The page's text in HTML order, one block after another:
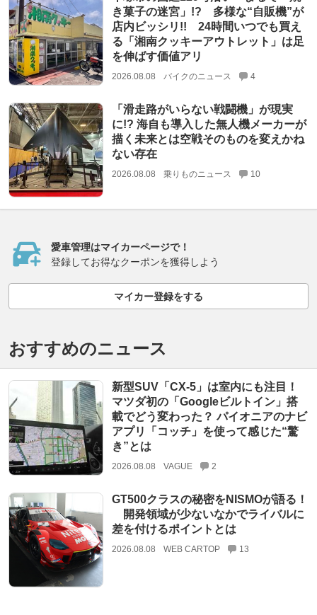
き菓子の迷宮」!? 多様な“自販機”が
店内ビッシリ!! 24時間いつでも買え
る「湘南クッキーアウトレット」は足
を伸ばす価値アリ
2026.08.08 バイクのニュース 4
「滑走路がいらない戦闘機」が現実
に!? 海自も導入した無人機メーカーが
描く未来とは空戦そのものを変えかね
ない存在
2026.08.08 乗りものニュース 10
愛車管理はマイカーページで！
登録してお得なクーポンを獲得しよう
マイカー登録をする
おすすめのニュース
新型SUV「CX-5」は室内にも注目！
マツダ初の「Googleビルトイン」搭
載でどう変わった？ パイオニアのナビ
アプリ「コッチ」を使って感じた“驚
き”とは
2026.08.08 VAGUE 2
GT500クラスの秘密をNISMOが語る！
開発領域が少ないなかでライバルに
差を付けるポイントとは
2026.08.08 WEB CARTOP 13